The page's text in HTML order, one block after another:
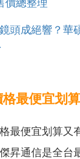
價總整理
頭成絕響？華
最便宜划
最便宜划算又
傑昇通信是全台